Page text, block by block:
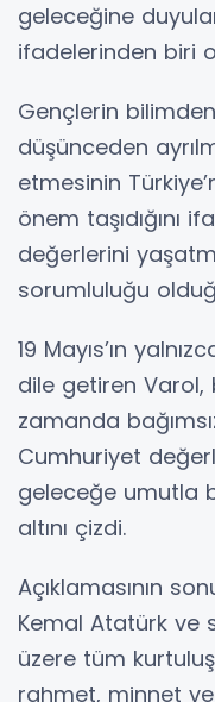
geleceğine
ifadelerinden biri
Gençlerin
düşünceden
etmesinin
önem taşıdığını
değerlerini
sorumluluğu
19 Mayıs’ın
dile getiren Varol,
zamanda
Cumhuriyet
geleceğe umutla
altını çizdi.
Açıklamasının
Kemal Atatürk ve
üzere tüm
rahmet, minnet ve